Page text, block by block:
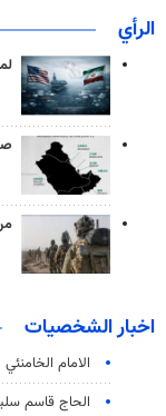
الرأي
اخبار الشخصيات
الامام الخامنئي
الحاج قاسم